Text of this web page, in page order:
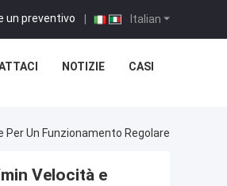
Italian
un preventivo |
NOTIZIE CASI
Un Funzionamento Regolare
Velocità e